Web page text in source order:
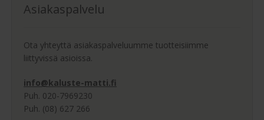
Asiakaspalvelu
Ota yhteyttä asiakaspalveluumme tuotteisiimme
liittyvissä asioissa.
info@kaluste-matti.fi
Puh. 020-7969230
Puh. (08) 627 266